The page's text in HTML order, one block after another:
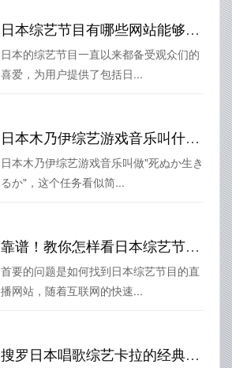
日本综艺节目有哪些网站能够提供精准的推荐？看这里就对了
日本的综艺节目一直以来都备受观众们的
喜爱，为用户提供了包括日...
日本木乃伊综艺游戏音乐叫什么，挑战极限的方式让你惊讶
日本木乃伊综艺游戏音乐叫做"死ぬか生き
るか"，这个任务看似简...
靠谱！教你怎样看日本综艺节目视频直播
首要的问题是如何找到日本综艺节目的直
播网站，随着互联网的快速...
搜罗日本唱歌综艺卡拉的经典歌曲，让你的录音间永远都有活力音乐